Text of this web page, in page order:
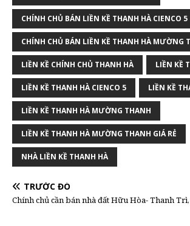
CHÍNH CHỦ BÁN LIỀN KỀ THANH HÀ CIENCO 5
CHÍNH CHỦ BÁN LIỀN KỀ THANH HÀ MƯỜNG
LIỀN KỀ CHÍNH CHỦ THANH HÀ LIỀN KỀ
LIỀN KỀ THANH HÀ CIENCO 5 LIỀN KỀ
LIỀN KỀ THANH HÀ MƯỜNG THANH
LIỀN KỀ THANH HÀ MƯỜNG THANH GIÁ RẺ
NHÀ LIỀN KỀ THANH HÀ
TRƯỚC ĐÓ
Chính chủ cần bán nhà đất Hữu Hòa- Thanh